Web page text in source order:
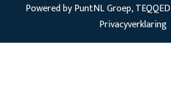
Powered by PuntNL Groep,TEQQED
Privacyverklaring